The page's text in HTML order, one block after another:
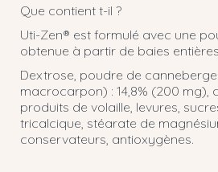
Que contient t-il ?
Uti-Zen® est formulé avec une
obtenue à partir de baies
Dextrose, poudre de
macrocarpon) : 14,8% (200 mg),
produits de volaille, levures,
tricalcique, stéarate de
conservateurs, antioxygènes.